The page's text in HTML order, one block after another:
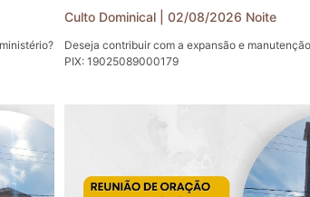
Culto Dominical | 02/08/2026 Noite
Deseja contribuir com a expansão e
PIX: 19025089000179
Acessem e sigam-nos também em nossas
Facebook: https://www.facebook.com/1IPJF
Instagram: https://www.instagram.com/1ipjf/
Twitter: https://twitter.com/1_ipjf
Site: http://www.presbiteriana.com.br